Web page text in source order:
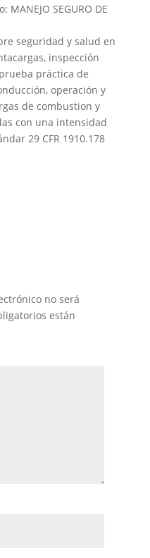
SEGURO DE
seguridad y salud en
inspección
práctica de
operación y
de combustion y
con una intensidad
29 CFR 1910.178
no será
están